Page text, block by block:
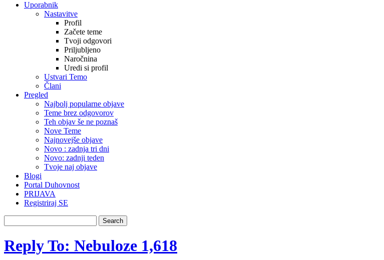
Uporabnik
Nastavitve
Profil
Začete teme
Tvoji odgovori
Priljubljeno
Naročnina
Uredi si profil
Ustvari Temo
Člani
Pregled
Najbolj popularne objave
Teme brez odgovorov
Teh objav še ne poznaš
Nove Teme
Najnovejše objave
Novo : zadnja tri dni
Novo: zadnji teden
Tvoje naj objave
Blogi
Portal Duhovnost
PRIJAVA
Registriraj SE
Reply To: Nebuloze 1,618